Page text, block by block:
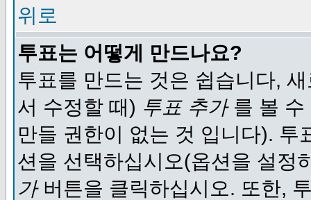
위로
투표는 어떻게 만드나요?
투표를 만드는 것은 쉽습니다,
서 수정할 때) 투표 추가를 볼 수
만들 권한이 없는 것 입니다).
션을 선택하십시오(옵션을 설정
가버튼을 클릭하십시오. 또한,